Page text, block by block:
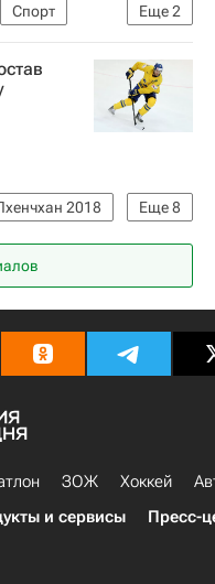
Еще2
Спорт
Еще8
2018
игры
2018
ЗОЖ Хоккей
и сервисы Пресс-